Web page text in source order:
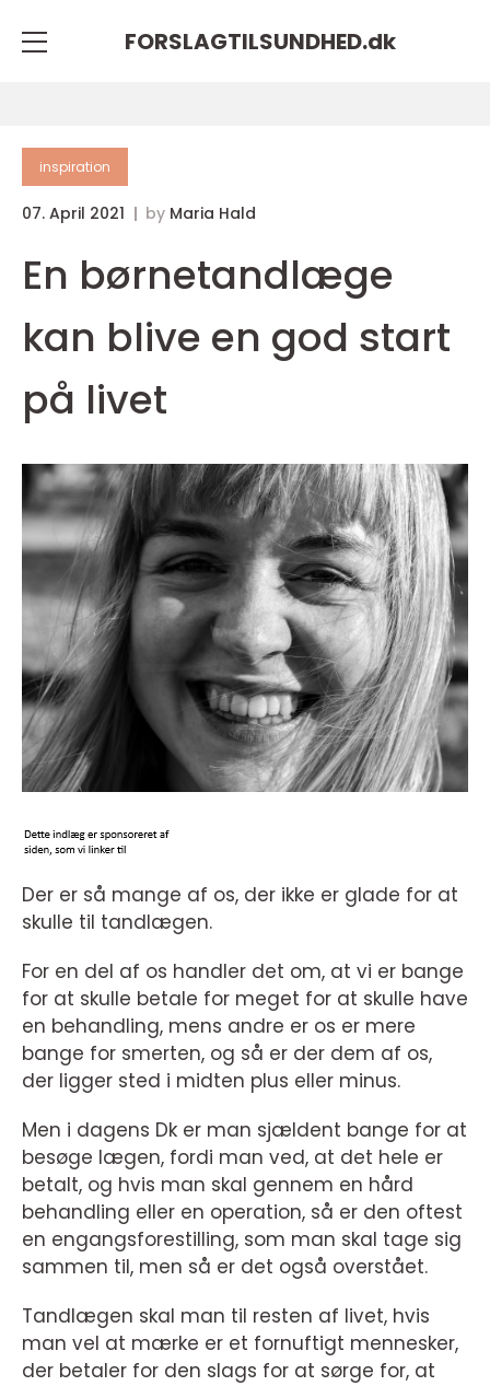
FORSLAGTILSUNDHED.dk
inspiration
07. April 2021 by Maria Hald
En børnetandlæge
kan blive en god start
på livet
Der er så mange af os, der ikke er glade for at
skulle til tandlægen.
For en del af os handler det om, at vi er bange
for at skulle betale for meget for at skulle have
en behandling, mens andre er os er mere
bange for smerten, og så er der dem af os,
der ligger sted i midten plus eller minus.
Men i dagens Dk er man sjældent bange for at
besøge lægen, fordi man ved, at det hele er
betalt, og hvis man skal gennem en hård
behandling eller en operation, så er den oftest
en engangsforestilling, som man skal tage sig
sammen til, men så er det også overstået.
Tandlægen skal man til resten af livet, hvis
man vel at mærke er et fornuftigt mennesker,
der betaler for den slags for at sørge for, at